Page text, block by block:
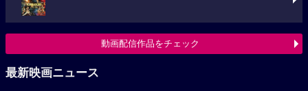
動画配信作品をチェック
最新映画ニュース